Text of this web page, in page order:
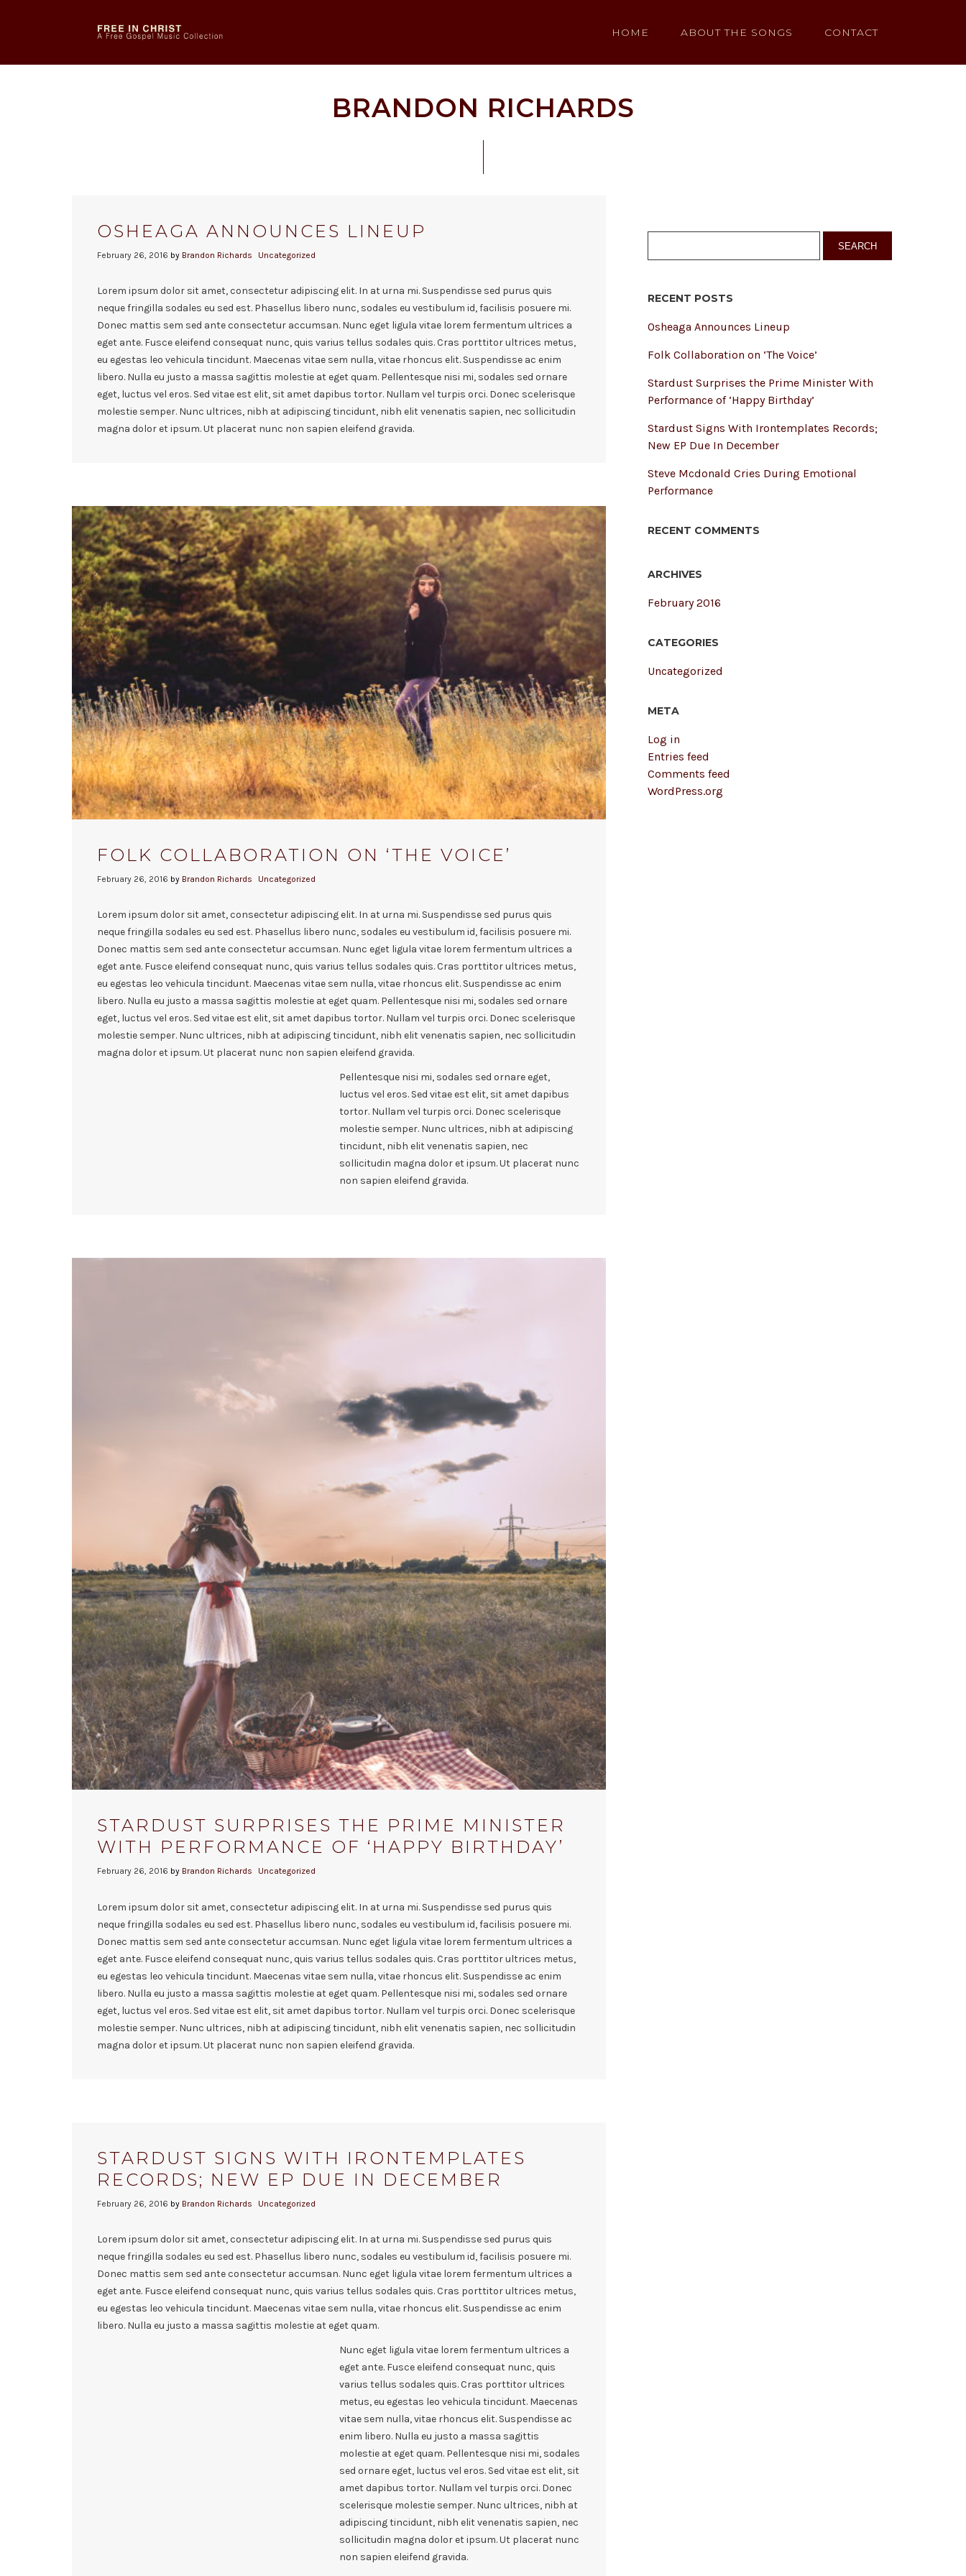
HOME ABOUT THE SONGS CONTACT
BRANDON RICHARDS
OSHEAGA ANNOUNCES LINEUP
February 26, 2016 by Brandon Richards Uncategorized
Lorem ipsum dolor sit amet, consectetur adipiscing elit. In at urna mi. Suspendisse sed purus quis
neque fringilla sodales eu sed est. Phasellus libero nunc, sodales eu vestibulum id, facilisis posuere mi.
Donec mattis sem sed ante consectetur accumsan. Nunc eget ligula vitae lorem fermentum ultrices a
eget ante. Fusce eleifend consequat nunc, quis varius tellus sodales quis. Cras porttitor ultrices metus,
eu egestas leo vehicula tincidunt. Maecenas vitae sem nulla, vitae rhoncus elit. Suspendisse ac enim
libero. Nulla eu justo a massa sagittis molestie at eget quam. Pellentesque nisi mi, sodales sed ornare
eget, luctus vel eros. Sed vitae est elit, sit amet dapibus tortor. Nullam vel turpis orci. Donec scelerisque
molestie semper. Nunc ultrices, nibh at adipiscing tincidunt, nibh elit venenatis sapien, nec sollicitudin
magna dolor et ipsum. Ut placerat nunc non sapien eleifend gravida.
FOLK COLLABORATION ON ‘THE VOICE’
February 26, 2016 by Brandon Richards Uncategorized
Lorem ipsum dolor sit amet, consectetur adipiscing elit. In at urna mi. Suspendisse sed purus quis
neque fringilla sodales eu sed est. Phasellus libero nunc, sodales eu vestibulum id, facilisis posuere mi.
Donec mattis sem sed ante consectetur accumsan. Nunc eget ligula vitae lorem fermentum ultrices a
eget ante. Fusce eleifend consequat nunc, quis varius tellus sodales quis. Cras porttitor ultrices metus,
eu egestas leo vehicula tincidunt. Maecenas vitae sem nulla, vitae rhoncus elit. Suspendisse ac enim
libero. Nulla eu justo a massa sagittis molestie at eget quam. Pellentesque nisi mi, sodales sed ornare
eget, luctus vel eros. Sed vitae est elit, sit amet dapibus tortor. Nullam vel turpis orci. Donec scelerisque
molestie semper. Nunc ultrices, nibh at adipiscing tincidunt, nibh elit venenatis sapien, nec sollicitudin
magna dolor et ipsum. Ut placerat nunc non sapien eleifend gravida.
Pellentesque nisi mi, sodales sed ornare eget,
luctus vel eros. Sed vitae est elit, sit amet dapibus
tortor. Nullam vel turpis orci. Donec scelerisque
molestie semper. Nunc ultrices, nibh at adipiscing
tincidunt, nibh elit venenatis sapien, nec
sollicitudin magna dolor et ipsum. Ut placerat nunc
non sapien eleifend gravida.
STARDUST SURPRISES THE PRIME MINISTER
WITH PERFORMANCE OF ‘HAPPY BIRTHDAY’
February 26, 2016 by Brandon Richards Uncategorized
Lorem ipsum dolor sit amet, consectetur adipiscing elit. In at urna mi. Suspendisse sed purus quis
neque fringilla sodales eu sed est. Phasellus libero nunc, sodales eu vestibulum id, facilisis posuere mi.
Donec mattis sem sed ante consectetur accumsan. Nunc eget ligula vitae lorem fermentum ultrices a
eget ante. Fusce eleifend consequat nunc, quis varius tellus sodales quis. Cras porttitor ultrices metus,
eu egestas leo vehicula tincidunt. Maecenas vitae sem nulla, vitae rhoncus elit. Suspendisse ac enim
libero. Nulla eu justo a massa sagittis molestie at eget quam. Pellentesque nisi mi, sodales sed ornare
eget, luctus vel eros. Sed vitae est elit, sit amet dapibus tortor. Nullam vel turpis orci. Donec scelerisque
molestie semper. Nunc ultrices, nibh at adipiscing tincidunt, nibh elit venenatis sapien, nec sollicitudin
magna dolor et ipsum. Ut placerat nunc non sapien eleifend gravida.
STARDUST SIGNS WITH IRONTEMPLATES
RECORDS; NEW EP DUE IN DECEMBER
February 26, 2016 by Brandon Richards Uncategorized
Lorem ipsum dolor sit amet, consectetur adipiscing elit. In at urna mi. Suspendisse sed purus quis
neque fringilla sodales eu sed est. Phasellus libero nunc, sodales eu vestibulum id, facilisis posuere mi.
Donec mattis sem sed ante consectetur accumsan. Nunc eget ligula vitae lorem fermentum ultrices a
eget ante. Fusce eleifend consequat nunc, quis varius tellus sodales quis. Cras porttitor ultrices metus,
eu egestas leo vehicula tincidunt. Maecenas vitae sem nulla, vitae rhoncus elit. Suspendisse ac enim
libero. Nulla eu justo a massa sagittis molestie at eget quam.
Nunc eget ligula vitae lorem fermentum ultrices a
eget ante. Fusce eleifend consequat nunc, quis
varius tellus sodales quis. Cras porttitor ultrices
metus, eu egestas leo vehicula tincidunt. Maecenas
vitae sem nulla, vitae rhoncus elit. Suspendisse ac
enim libero. Nulla eu justo a massa sagittis
molestie at eget quam. Pellentesque nisi mi, sodales
sed ornare eget, luctus vel eros. Sed vitae est elit, sit
amet dapibus tortor. Nullam vel turpis orci. Donec
scelerisque molestie semper. Nunc ultrices, nibh at
adipiscing tincidunt, nibh elit venenatis sapien, nec
sollicitudin magna dolor et ipsum. Ut placerat nunc
non sapien eleifend gravida.
RECENT POSTS
Osheaga Announces Lineup
Folk Collaboration on ‘The Voice’
Stardust Surprises the Prime Minister With
Performance of ‘Happy Birthday’
Stardust Signs With Irontemplates Records;
New EP Due In December
Steve Mcdonald Cries During Emotional
Performance
RECENT COMMENTS
ARCHIVES
February 2016
CATEGORIES
Uncategorized
META
Log in
Entries feed
Comments feed
WordPress.org